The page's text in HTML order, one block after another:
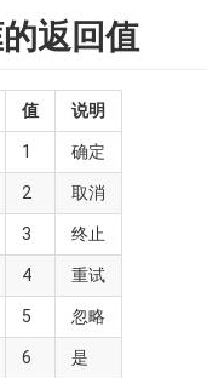
返回值
值
说明
1
确定
2
取消
3
终止
4
重试
5
忽略
6
是